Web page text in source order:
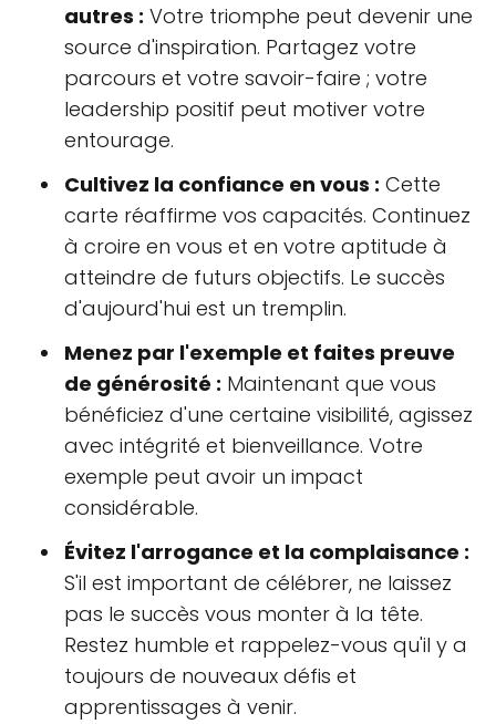
autres : Votre triomphe peut devenir une
source d'inspiration. Partagez votre
parcours et votre savoir-faire ; votre
leadership positif peut motiver votre
entourage.
Cultivez la confiance en vous : Cette
carte réaffirme vos capacités. Continuez
à croire en vous et en votre aptitude à
atteindre de futurs objectifs. Le succès
d'aujourd'hui est un tremplin.
Menez par l'exemple et faites preuve
de générosité : Maintenant que vous
bénéficiez d'une certaine visibilité, agissez
avec intégrité et bienveillance. Votre
exemple peut avoir un impact
considérable.
Évitez l'arrogance et la complaisance :
S'il est important de célébrer, ne laissez
pas le succès vous monter à la tête.
Restez humble et rappelez-vous qu'il y a
toujours de nouveaux défis et
apprentissages à venir.